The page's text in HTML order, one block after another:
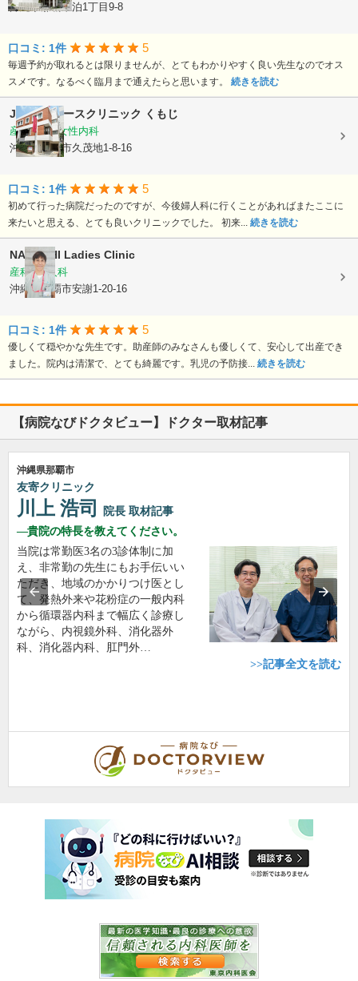
沖縄県那覇市泊1丁目9-8
口コミ: 1件 5
毎週予約が取れるとは限りませんが、とてもわかりやすく良い先生なのでオス
スメです。なるべく臨月まで通えたらと思います。 続きを読む
Joyレディースクリニック くもじ
産婦人科, 女性内科
沖縄県那覇市久茂地1-8-16
口コミ: 1件 5
初めて行った病院だったのですが、今後婦人科に行くことがあればまたここに
来たいと思える、とても良いクリニックでした。 初来... 続きを読む
NAKACHI Ladies Clinic
産科, 婦人科
沖縄県那覇市安謝1-20-16
口コミ: 1件 5
優しくて穏やかな先生です。助産師のみなさんも優しくて、安心して出産でき
ました。院内は清潔で、とても綺麗です。乳児の予防接... 続きを読む
【病院なびドクタビュー】ドクター取材記事
沖縄県那覇市
友寄クリニック
川上 浩司 院長 取材記事
貴院の特長を教えてください。
当院は常勤医3名の3診体制に加
え、非常勤の先生にもお手伝いい
ただき、地域のかかりつけ医とし
て、発熱外来や花粉症の一般内科
から循環器内科まで幅広く診療し
ながら、内視鏡外科、消化器外
科、消化器内科、肛門外…
>>記事全文を読む